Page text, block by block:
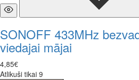
SONOFF 433MHz
viedajai mājai
4,85€
Atlikuši tikai 9